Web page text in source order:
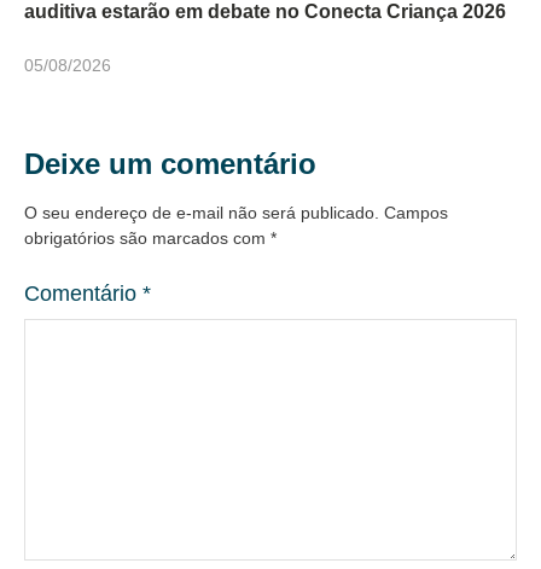
auditiva estarão em debate no Conecta Criança 2026
05/08/2026
Deixe um comentário
O seu endereço de e-mail não será publicado. Campos
obrigatórios são marcados com *
Comentário *